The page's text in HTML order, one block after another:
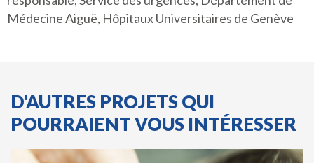
Médecine Aiguë, Hôpitaux Universitaires de Genève
D'AUTRES PROJETS QUI
POURRAIENT VOUS INTÉRESSER